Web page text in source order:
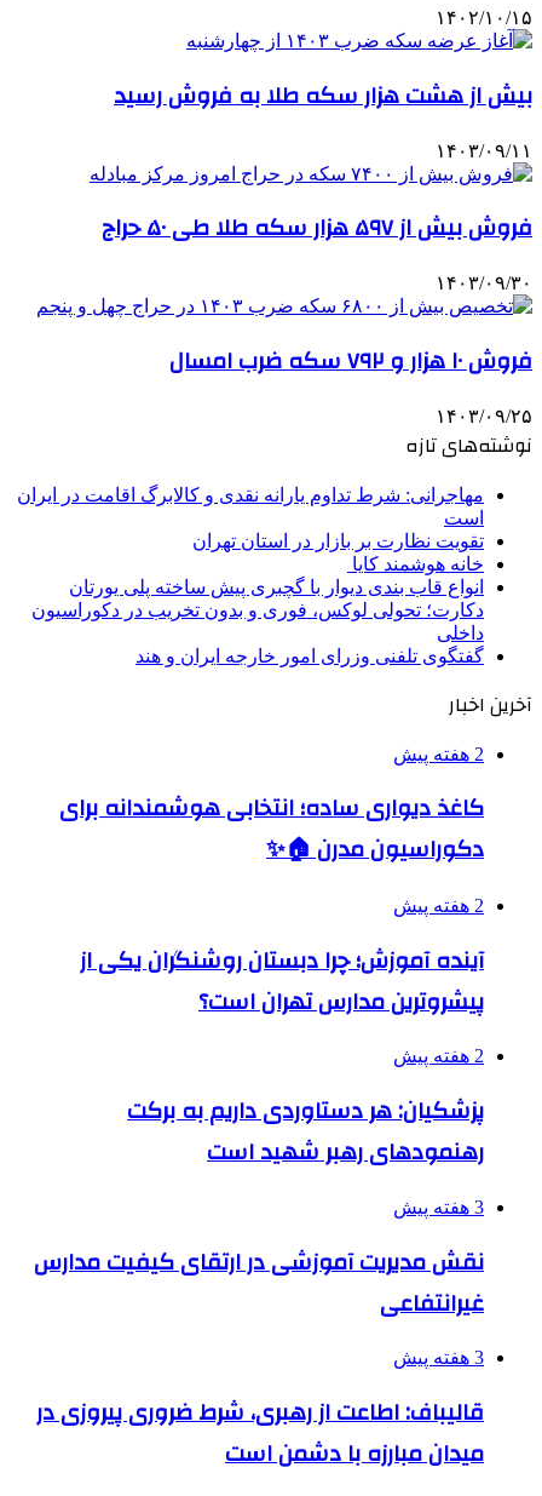
۱۴۰۲/۱۰/۱۵
بیش از هشت هزار سکه طلا به فروش رسید
۱۴۰۳/۰۹/۱۱
فروش بیش از ۵۹۷ هزار سکه طلا طی ۵۰ حراج
۱۴۰۳/۰۹/۳۰
فروش ۱۰ هزار و ۷۹۲ سکه ضرب امسال
۱۴۰۳/۰۹/۲۵
نوشته‌های تازه
مهاجرانی: شرط تداوم یارانه نقدی و کالابرگ اقامت در ایران
است
تقویت نظارت بر بازار در استان تهران
خانه هوشمند کایا
انواع قاب بندی دیوار با گچبری پیش ساخته پلی یورتان
دکارت؛ تحولی لوکس، فوری و بدون تخریب در دکوراسیون
داخلی
گفتگوی تلفنی وزرای امور خارجه ایران و هند
آخرین اخبار
2 هفته پیش
کاغذ دیواری ساده؛ انتخابی هوشمندانه برای
دکوراسیون مدرن 🏠✨
2 هفته پیش
آینده آموزش؛ چرا دبستان روشنگران یکی از
پیشروترین مدارس تهران است؟
2 هفته پیش
پزشکیان: هر دستاوردی داریم به برکت
رهنمودهای رهبر شهید است
3 هفته پیش
نقش مدیریت آموزشی در ارتقای کیفیت مدارس
غیرانتفاعی
3 هفته پیش
قالیباف: اطاعت از رهبری، شرط ضروری پیروزی در
میدان مبارزه با دشمن است